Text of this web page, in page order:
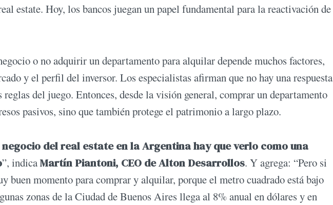
estate. Hoy, los bancos juegan un papel fundamental para la reactivación de
o no adquirir un departamento para alquilar depende muchos factores,
y el perfil del inversor. Los especialistas afirman que no hay una respuesta
del juego. Entonces, desde la visión general, comprar un departamento
pasivos, sino que también protege el patrimonio a largo plazo.
del real estate en la Argentina hay que verlo como una
”, indicaMartín Piantoni, CEO de Alton Desarrollos. Y agrega: “Pero si
buen momento para comprar y alquilar, porque el metro cuadrado está bajo
zonas de la Ciudad de Buenos Aires llega al 8% anual en dólares y en